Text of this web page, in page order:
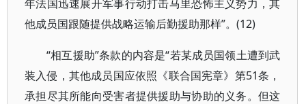
年法国迅速展开军事行动打击马里恐怖主义势力，其
他成员国跟随提供战略运输后勤援助那样”。(12)
“相互援助”条款的内容是“若某成员国领土遭到武
装入侵，其他成员国应依照《联合国宪章》第51条，
承担尽其所能向受害者提供援助与协助的义务。但这